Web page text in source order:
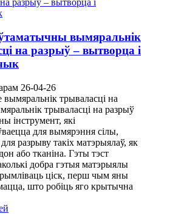
вымяральнік
на разрыў – вытворца і
26-04-26
трываласці на
трываласці на разрыў
інструмент, які
для вымярэння сілы,
разрыву такіх матэрыялаў, як
або тканіна. Гэты тэст
добра гэтыя матэрыялы
ціск, перш чым яны
што робіць яго крытычна